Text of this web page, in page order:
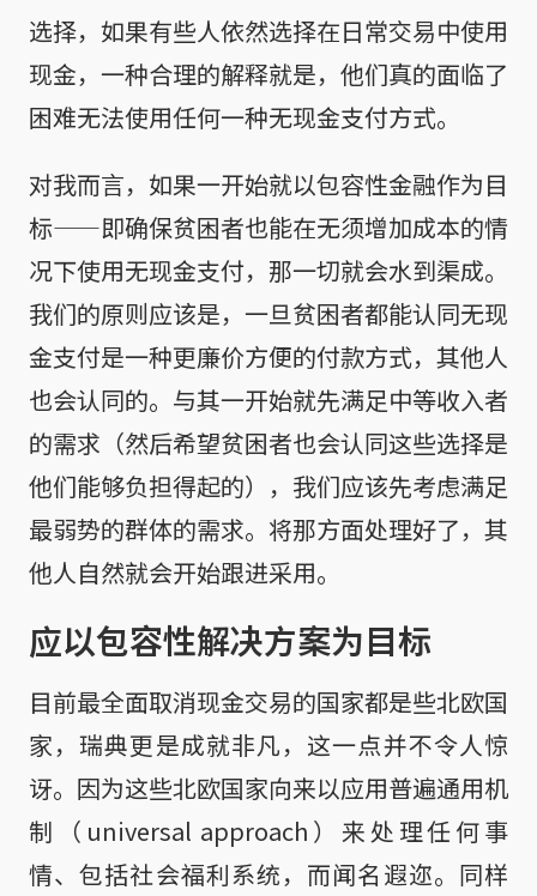
选择，如果有些人依然选择在日常交易中使用
现金，一种合理的解释就是，他们真的面临了
困难无法使用任何一种无现金支付方式。
对我而言，如果一开始就以包容性金融作为目
标——即确保贫困者也能在无须增加成本的情
况下使用无现金支付，那一切就会水到渠成。
我们的原则应该是，一旦贫困者都能认同无现
金支付是一种更廉价方便的付款方式，其他人
也会认同的。与其一开始就先满足中等收入者
的需求（然后希望贫困者也会认同这些选择是
他们能够负担得起的），我们应该先考虑满足
最弱势的群体的需求。将那方面处理好了，其
他人自然就会开始跟进采用。
应以包容性解决方案为目标
目前最全面取消现金交易的国家都是些北欧国
家，瑞典更是成就非凡，这一点并不令人惊
讶。因为这些北欧国家向来以应用普遍通用机
制（universal approach）来处理任何事
情、包括社会福利系统，而闻名遐迩。同样